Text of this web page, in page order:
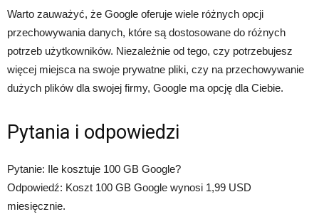
Warto zauważyć, że Google oferuje wiele różnych opcji
przechowywania danych, które są dostosowane do różnych
potrzeb użytkowników. Niezależnie od tego, czy potrzebujesz
więcej miejsca na swoje prywatne pliki, czy na przechowywanie
dużych plików dla swojej firmy, Google ma opcję dla Ciebie.
Pytania i odpowiedzi
Pytanie: Ile kosztuje 100 GB Google?
Odpowiedź: Koszt 100 GB Google wynosi 1,99 USD
miesięcznie.